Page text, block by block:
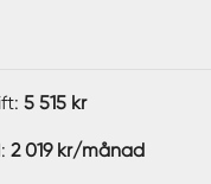
5 515 kr
2 019 kr/månad